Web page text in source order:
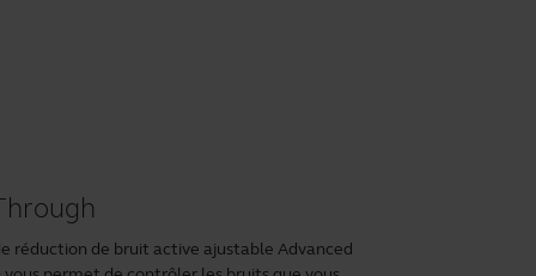
réduction de bruit active ajustable Advanced